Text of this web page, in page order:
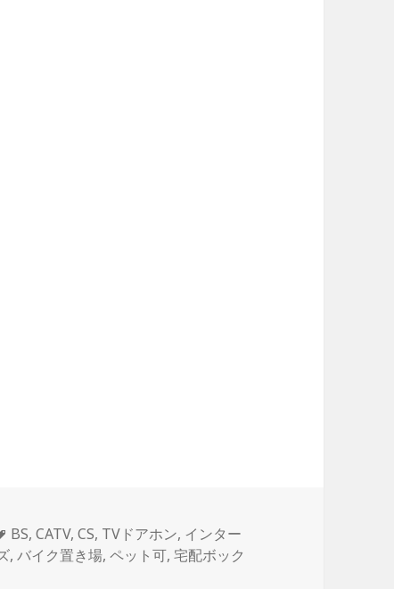
タ
グ
BS,CATV,CS, TVドアホン, インター
,バイク置き場,ペット可,宅配ボック